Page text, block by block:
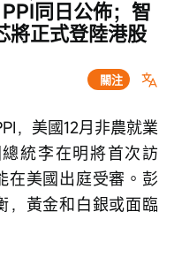
關注
同日公佈；智
將正式登陸港股
，美國12月非農就業
統李在明將首次訪
在美國出庭受審。彭
，黃金和白銀或面臨